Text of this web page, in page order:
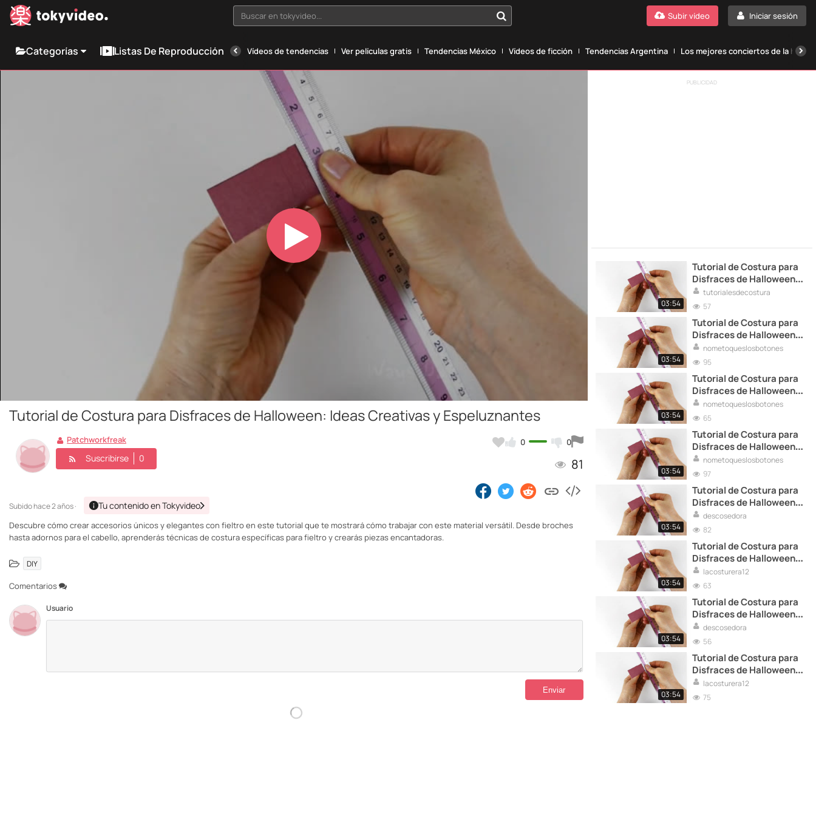
Buscar en tokyvideo... Iniciar sesión
Subir vídeo
Categorías Listas De Reproducción Vídeos de tendencias Ver películas gratis Tendencias México Vídeos de ficción Tendencias Argentina Los mejores conciertos de la
Play
Video
Tutorial de Costura para Disfraces de Halloween: Ideas Creativas y Espeluznantes
0 0
81
Patchworkfreak
Suscribirse 0
Subidohace 2 años · Tu contenido en Tokyvideo
Descubre cómo crear accesorios únicos y elegantes con fieltro en este tutorial que te mostrará cómo trabajar con este material versátil. Desde broches
hasta adornos para el cabello, aprenderás técnicas de costura específicas para fieltro y crearás piezas encantadoras.
DIY
Comentarios
Usuario
PUBLICIDAD
03:54
Tutorial de Costura para
Disfraces de Halloween:
Ideas Creativas y
Espeluznantes
tutorialesdecostura
57
03:54
Tutorial de Costura para
Disfraces de Halloween:
Ideas Creativas y
Espeluznantes
nometoqueslosbotones
95
03:54
Tutorial de Costura para
Disfraces de Halloween:
Ideas Creativas y
Espeluznantes
nometoqueslosbotones
65
03:54
Tutorial de Costura para
Disfraces de Halloween:
Ideas Creativas y
Espeluznantes
nometoqueslosbotones
97
03:54
Tutorial de Costura para
Disfraces de Halloween:
Ideas Creativas y
Espeluznantes
descosedora
82
03:54
Tutorial de Costura para
Disfraces de Halloween:
Ideas Creativas y
Espeluznantes
lacosturera12
63
03:54
Tutorial de Costura para
Disfraces de Halloween:
Ideas Creativas y
Espeluznantes
descosedora
56
03:54
Tutorial de Costura para
Disfraces de Halloween:
Ideas Creativas y
Espeluznantes
lacosturera12
75